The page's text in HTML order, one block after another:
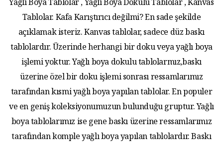
Yağlı Boya Tablolar , Yağlı Boya Dokulu Tablolar , Kanvas
Tablolar. Kafa Karıştırıcı değilmi? En sade şekilde
açıklamak isteriz. Kanvas tablolar, sadece düz baskı
tablolardır. Üzerinde herhangi bir doku veya yağlı boya
işlemi yoktur. Yağlı boya dokulu tablolarmız,baskı
üzerine özel bir doku işlemi sonrası ressamlarımız
tarafından kısmi yağlı boya yapılan tablolar. En populer
ve en geniş koleksiyonumuzun bulunduğu gruptur. Yağlı
boya tablolarımız ise gene baskı üzerine ressamlarımız
tarafından komple yağlı boya yapılan tablolardır. Baskı